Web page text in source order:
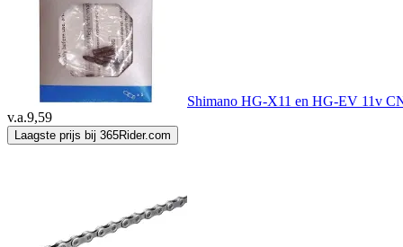
Shimano HG-X11 en HG-EV 11v
v.a.9,59
Laagste prijs bij 365Rider.com